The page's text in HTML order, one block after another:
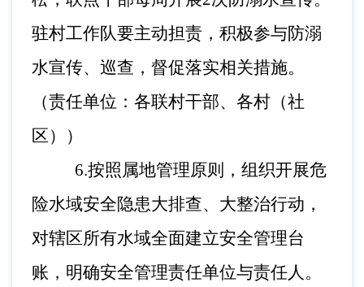
驻村工作队要主动担责，积极参与防溺
水宣传、巡查，督促落实相关措施。
（责任单位：各联村干部、各村（社
区））
6.按照属地管理原则，组织开展危
险水域安全隐患大排查、大整治行动，
对辖区所有水域全面建立安全管理台
账，明确安全管理责任单位与责任人。